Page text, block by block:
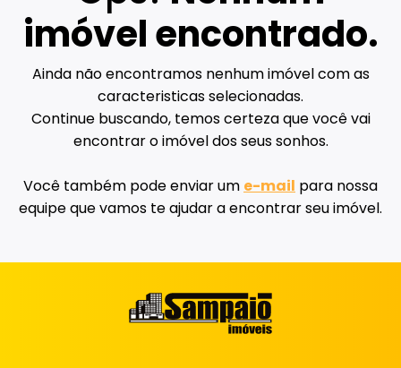
imóvel encontrado.
Ainda não encontramos nenhum imóvel com as
caracteristicas selecionadas.
Continue buscando, temos certeza que você vai
encontrar o imóvel dos seus sonhos.
Você também pode enviar um e-mail para nossa
equipe que vamos te ajudar a encontrar seu imóvel.